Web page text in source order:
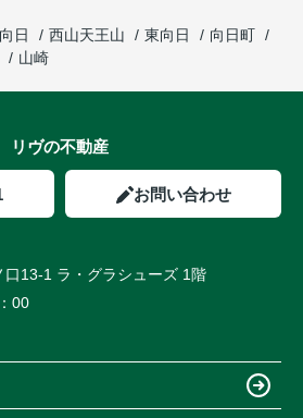
日 西山天王山 東向日
向日町
山崎
リヴの不動産
お問い合わせ
13-1 ラ・グラシューズ 1階
00